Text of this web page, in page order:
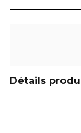
Détails